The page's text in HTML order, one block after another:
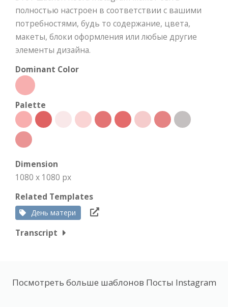
полностью настроен в соответствии с вашими
потребностями, будь то содержание, цвета,
макеты, блоки оформления или любые другие
элементы дизайна.
Dominant Color
Palette
Dimension
1080 x 1080 px
Related Templates
День матери
Transcript
Посмотреть больше шаблонов Посты Instagram